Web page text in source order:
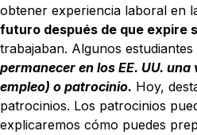
obtener experiencia laboral en
futuro después de que expire
trabajaban. Algunos
permanecer en los EE. UU.
empleo) o patrocinio. Hoy,
patrocinios. Los patrocinios
explicaremos cómo puedes